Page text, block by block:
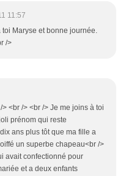
11:57
toi Maryse et bonne journée.
/>
<br /> <br /> Je me joins à toi
prénom qui reste
ans plus tôt que ma fille a
un superbe chapeau<br />
avait confectionné pour
et a deux enfants